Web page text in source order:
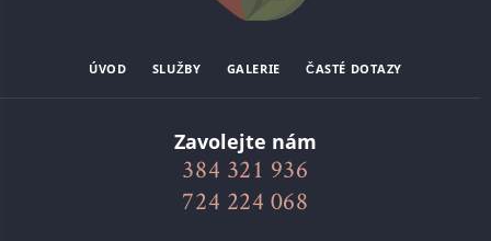
ÚVOD SLUŽBY GALERIE ČASTÉ DOTAZY
Zavolejte nám
384 321 936
724 224 068